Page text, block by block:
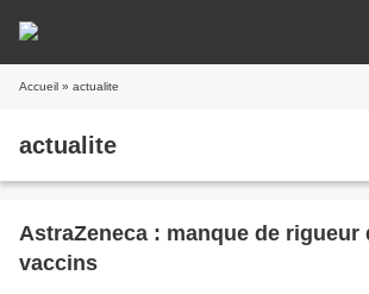
Accueil » actualite
actualite
AstraZeneca : manque de rigueur
vaccins